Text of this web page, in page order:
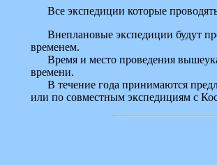
Все экспедиции которые
Внеплановые экспедиции будут
временем.
Время и место проведения
времени.
В течение года принимаются
или по совместным экспедициям с